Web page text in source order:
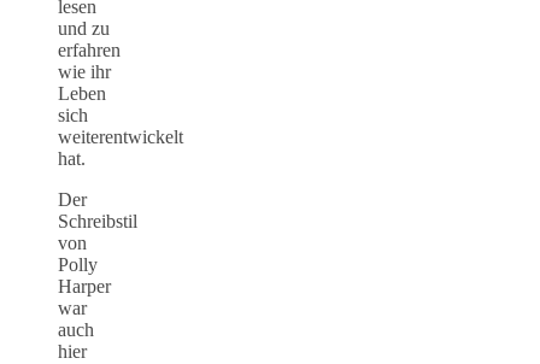
lesen
und zu
erfahren
wie ihr
Leben
sich
weiterentwickelt
hat.
Der
Schreibstil
von
Polly
Harper
war
auch
hier